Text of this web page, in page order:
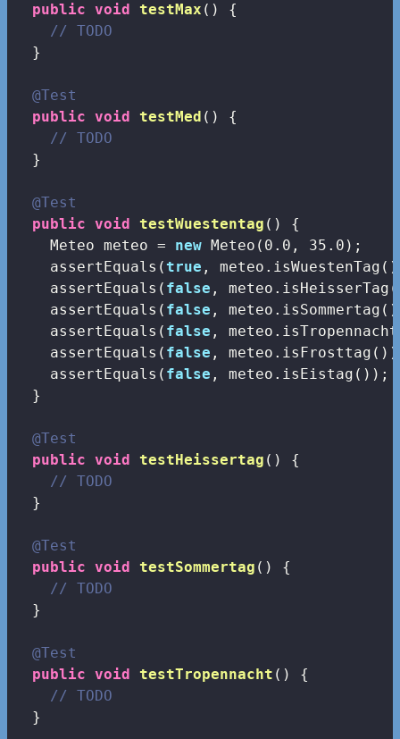
public void testMax ()
{
// TODO
  }
@Test
public void testMed ()
{
// TODO
  }
@Test
public void testWuestentag ()
{
    Meteo meteo =
new Meteo( 0.0 , 35.0 );
    assertEquals(
true ,
    assertEquals(
false ,
    assertEquals(
false ,
    assertEquals(
false ,
    assertEquals(
false ,
    assertEquals(
false , meteo.isEistag());
  }
@Test
public void testHeissertag ()
{
// TODO
  }
@Test
public void testSommertag ()
{
// TODO
  }
@Test
public void testTropennacht ()
{
// TODO
  }